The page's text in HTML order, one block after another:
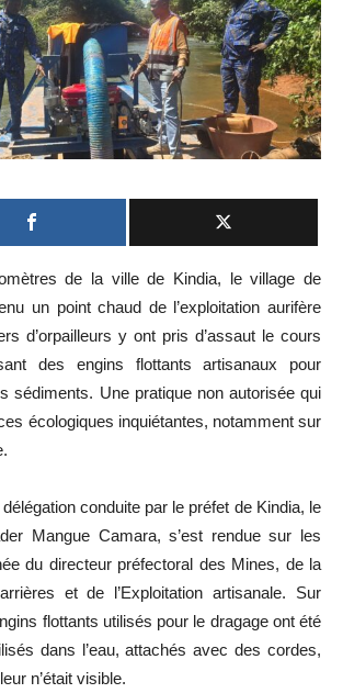
de la ville de Kindia, le village de
un point chaud de l’exploitation aurifère
d’orpailleurs y ont pris d’assaut le cours
des engins flottants artisanaux pour
sédiments. Une pratique non autorisée qui
écologiques inquiétantes, notamment sur
conduite par le préfet de Kindia, le
Mangue Camara, s’est rendue sur les
du directeur préfectoral des Mines, de la
et de l’Exploitation artisanale. Sur
flottants utilisés pour le dragage ont été
dans l’eau, attachés avec des cordes,
n’était visible.